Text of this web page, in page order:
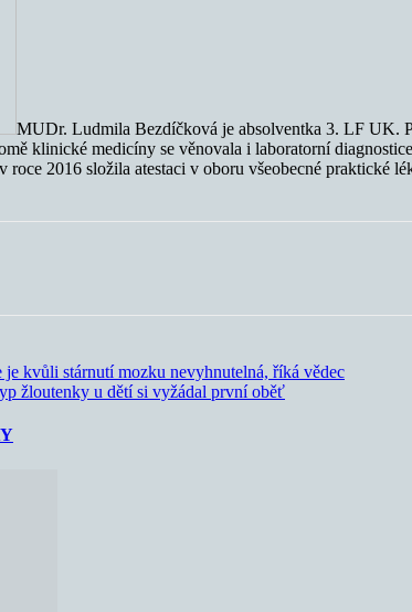
MUDr. Ludmila Bezdíčková je absolventka 3. LF UK.
klinické medicíny se věnovala i laboratorní
roce 2016 složila atestaci v oboru všeobecné praktické
je kvůli stárnutí mozku nevyhnutelná, říká vědec
žloutenky u dětí si vyžádal první oběť